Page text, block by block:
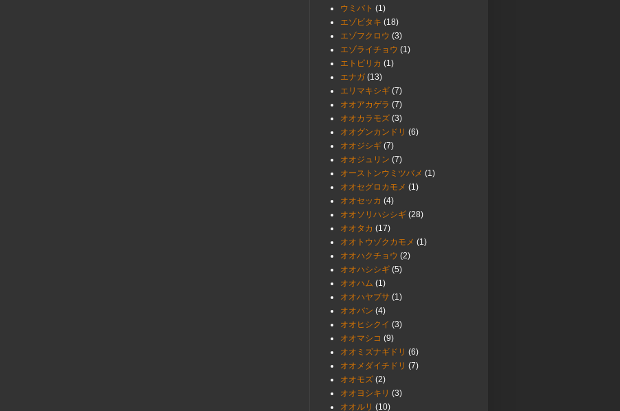
ウミバト (1)
エゾビタキ (18)
エゾフクロウ (3)
エゾライチョウ (1)
エトピリカ (1)
エナガ (13)
エリマキシギ (7)
オオアカゲラ (7)
オオカラモズ (3)
オオグンカンドリ (6)
オオジシギ (7)
オオジュリン (7)
オーストンウミツバメ (1)
オオセグロカモメ (1)
オオセッカ (4)
オオソリハシシギ (28)
オオタカ (17)
オオトウゾクカモメ (1)
オオハクチョウ (2)
オオハシシギ (5)
オオハム (1)
オオハヤブサ (1)
オオバン (4)
オオヒシクイ (3)
オオマシコ (9)
オオミズナギドリ (6)
オオメダイチドリ (7)
オオモズ (2)
オオヨシキリ (3)
オオルリ (10)